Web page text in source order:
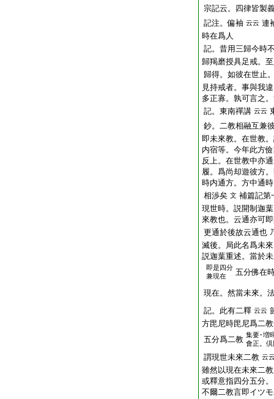
宗記云。四律皆製
記注。偏袖 云云 連
時在爲人
記。昔用三歸今時
歸羯磨授具足戒。
歸得。如彼在世止
見持戒者。事與我
多正寡。孰可言之
記。東南禪講 云云
鈔。二教相融互兼
即未來教。在世教
内宿等。今年此方
反上。在世教中亦
履。爲尚却遊彼方
時内通方。方中通
相渉矣 文 補篇記第
現世時。説開制迦
來教也。云通亦可
更通於後故云通也
滅後。局此名爲未
説迦葉重述。當於
即是四分
兼現在
五分佛在
現在。然當未來。
記。此有二釋 云云
方毘尼時毘尼爲二
五分爲二教 集要･増
會正。
謂現世未來二教 云
雖然以現在未來二
或釋意指四分五分
不爾二教言即イツ